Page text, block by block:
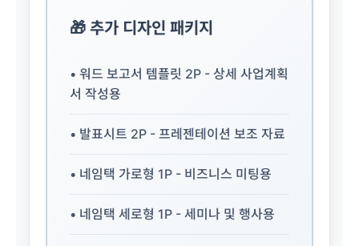
🎁 추가 디자인 패키지
• 워드 보고서 템플릿 2P - 상세 사업계획
서 작성용
• 발표시트 2P - 프레젠테이션 보조 자료
• 네임택 가로형 1P - 비즈니스 미팅용
• 네임택 세로형 1P - 세미나 및 행사용